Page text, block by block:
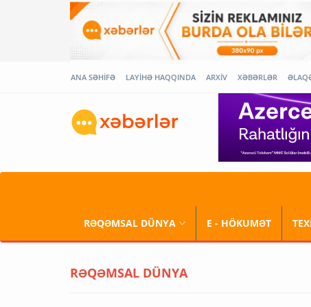
ANA SƏHİFƏ LAYİHƏ HAQQINDA ARXİV XƏBƏRLƏR
RƏQƏMSAL DÜNYA E - HÖKUMƏT
RƏQƏMSAL DÜNYA